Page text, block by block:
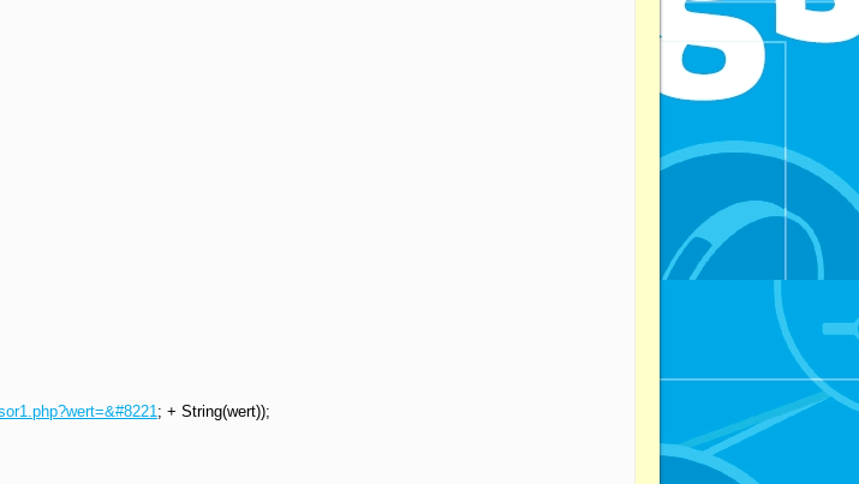
; + String(wert));